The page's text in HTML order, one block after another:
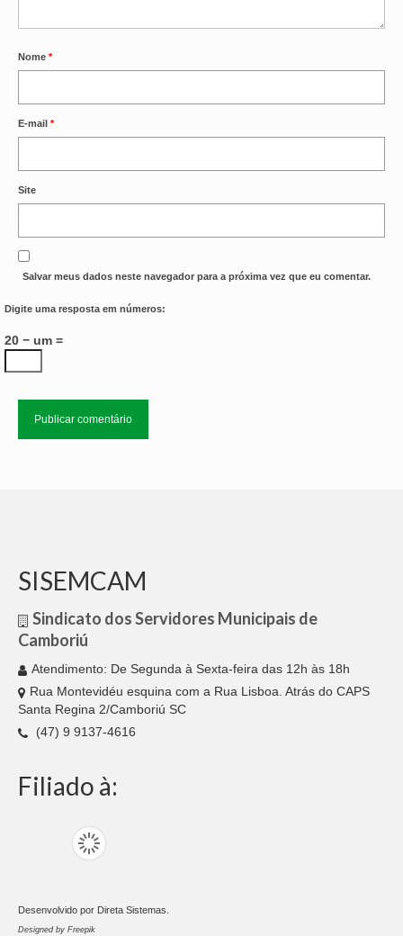
Nome *
E-mail *
Site
Salvar meus dados neste navegador para a próxima vez que eu comentar.
Digite uma resposta em números:
20 − um =
SISEMCAM
Sindicato dos Servidores Municipais de
Camboriú
Atendimento: De Segunda à Sexta-feira das 12h às 18h
Rua Montevidéu esquina com a Rua Lisboa. Atrás do CAPS
Santa Regina 2/Camboriú SC
(47) 9 9137-4616
Filiado à:
Desenvolvido por Direta Sistemas
Designed by Freepik